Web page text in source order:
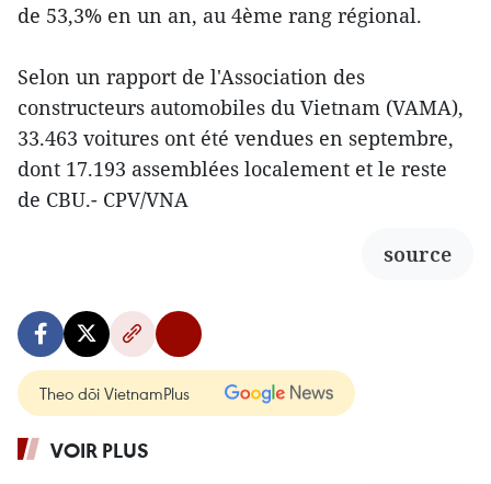
de 53,3% en un an, au 4ème rang régional.
Selon un rapport de l'Association des
constructeurs automobiles du Vietnam (VAMA),
33.463 voitures ont été vendues en septembre,
dont 17.193 assemblées localement et le reste
de CBU.- CPV/VNA
source
Theo dõi VietnamPlus
VOIR PLUS